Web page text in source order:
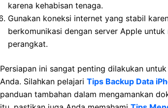
karena kehabisan tenaga.
Gunakan koneksi internet yang stabil
berkomunikasi dengan server Apple
perangkat.
Persiapan ini sangat penting dilakukan
Anda. Silahkan pelajari Tips Backup Data
panduan tambahan dalam mengamankan